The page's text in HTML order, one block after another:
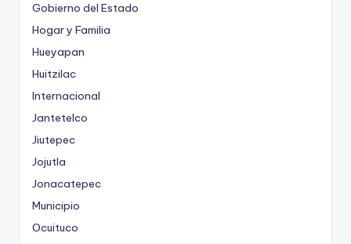
Gobierno del Estado
Hogar y Familia
Hueyapan
Huitzilac
Internacional
Jantetelco
Jiutepec
Jojutla
Jonacatepec
Municipio
Ocuituco